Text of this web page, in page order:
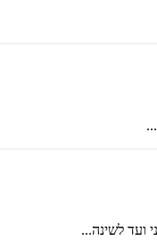
ועד לשינה...